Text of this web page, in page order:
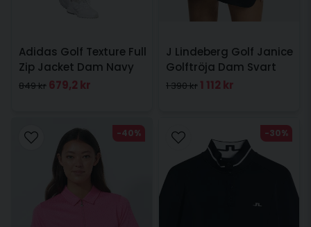
Adidas Golf Texture Full
Zip Jacket Dam Navy
849 kr 679,2 kr
J Lindeberg Golf Janice
Golftröja Dam Svart
1 390 kr 1 112 kr
-40% -30%